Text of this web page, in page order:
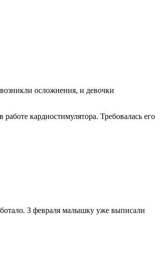
осложнения, и девочки
кардиостимулятора. Требовалась его
3 февраля малышку уже выписали